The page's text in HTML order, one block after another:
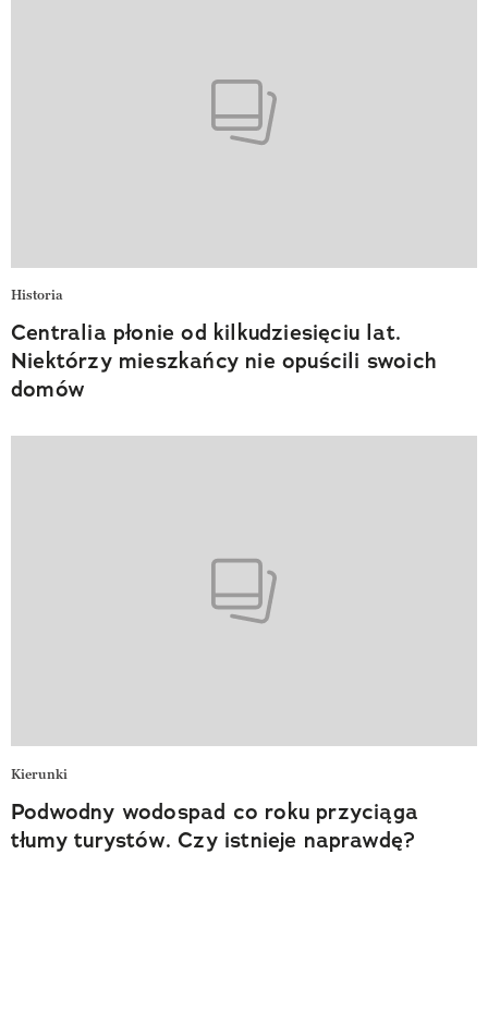
Historia
Centralia płonie od kilkudziesięciu lat.
Niektórzy mieszkańcy nie opuścili swoich
domów
Kierunki
Podwodny wodospad co roku przyciąga
tłumy turystów. Czy istnieje naprawdę?